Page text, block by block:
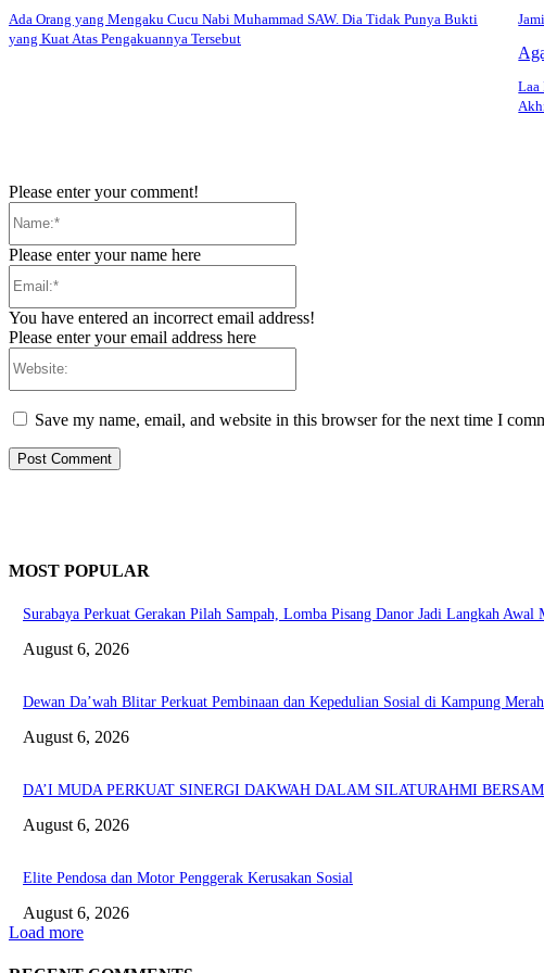
Ada Orang yang Mengaku Cucu Nabi Muhammad SAW. Dia Tidak Punya Bukti
yang Kuat Atas Pengakuannya Tersebut
Laa
Please enter your comment!
Please enter your name here
You have entered an incorrect email address!
Please enter your email address here
Save my name, email, and website in this browser for the next time I
MOST POPULAR
Surabaya Perkuat Gerakan Pilah Sampah, Lomba Pisang Danor Jadi Langkah Awal
August 6, 2026
Dewan Da’wah Blitar Perkuat Pembinaan dan Kepedulian Sosial di Kampung
August 6, 2026
DA’I MUDA PERKUAT SINERGI DAKWAH DALAM SILATURAHMI
August 6, 2026
Elite Pendosa dan Motor Penggerak Kerusakan Sosial
August 6, 2026
Load more